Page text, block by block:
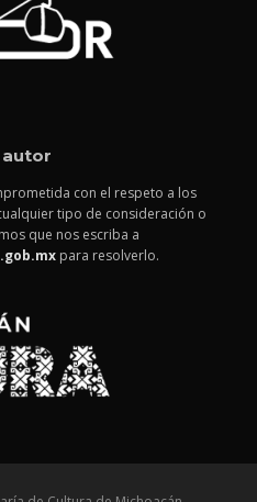
autor
con el respeto a los
tipo de consideración o
que nos escriba a
para resolverlo.